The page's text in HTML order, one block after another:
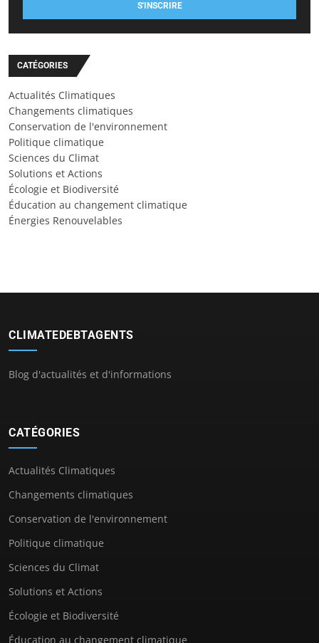
S'INSCRIRE
CATÉGORIES
Actualités Climatiques
Changements climatiques
Conservation de l'environnement
Politique climatique
Sciences du Climat
Solutions et Actions
Écologie et Biodiversité
Éducation au changement climatique
Énergies Renouvelables
CLIMATEDEBTAGENTS
Blog d'actualités et d'informations
CATÉGORIES
Actualités Climatiques
Changements climatiques
Conservation de l'environnement
Politique climatique
Sciences du Climat
Solutions et Actions
Écologie et Biodiversité
Éducation au changement climatique